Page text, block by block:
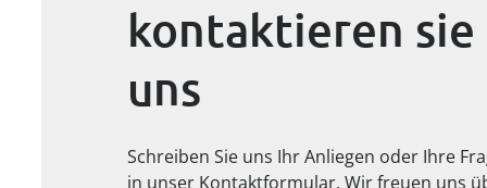
kontaktieren sie
uns
Schreiben Sie uns Ihr Anliegen oder Ihre
in unser Kontaktformular. Wir freuen uns